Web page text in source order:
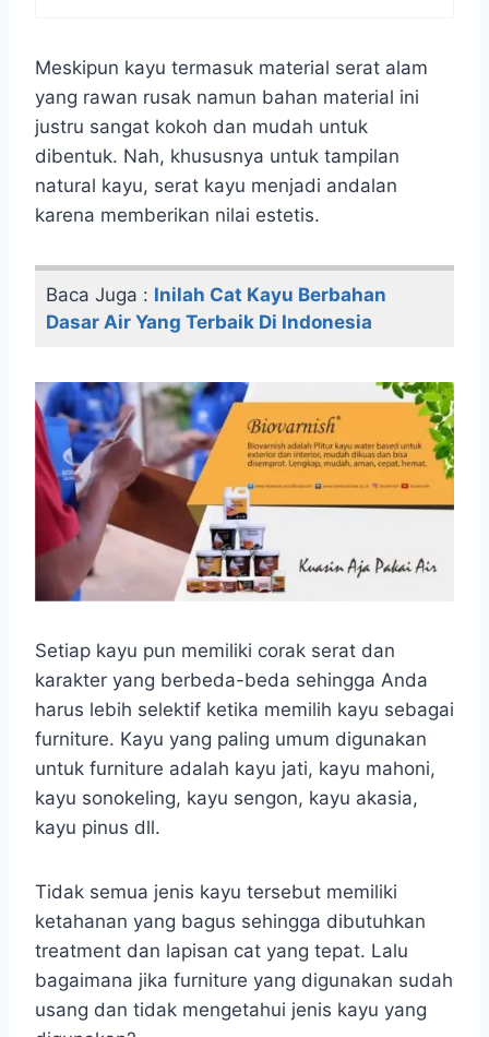
Meskipun kayu termasuk material serat alam
yang rawan rusak namun bahan material ini
justru sangat kokoh dan mudah untuk
dibentuk. Nah, khususnya untuk tampilan
natural kayu, serat kayu menjadi andalan
karena memberikan nilai estetis.
Baca Juga : Inilah Cat Kayu Berbahan
Dasar Air Yang Terbaik Di Indonesia
Setiap kayu pun memiliki corak serat dan
karakter yang berbeda-beda sehingga Anda
harus lebih selektif ketika memilih kayu sebagai
furniture. Kayu yang paling umum digunakan
untuk furniture adalah kayu jati, kayu mahoni,
kayu sonokeling, kayu sengon, kayu akasia,
kayu pinus dll.
Tidak semua jenis kayu tersebut memiliki
ketahanan yang bagus sehingga dibutuhkan
treatment dan lapisan cat yang tepat. Lalu
bagaimana jika furniture yang digunakan sudah
usang dan tidak mengetahui jenis kayu yang